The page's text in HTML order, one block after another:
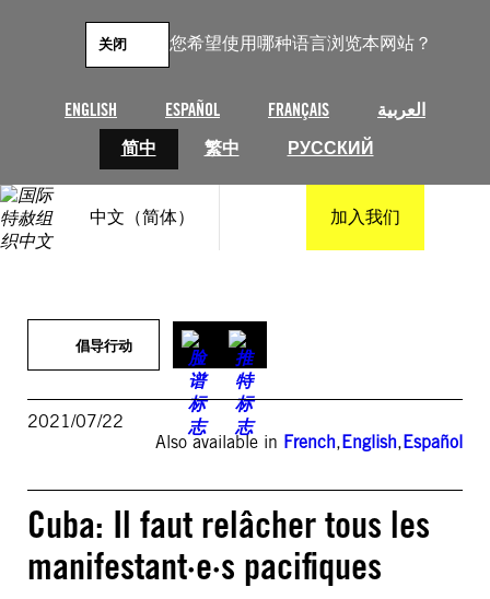
您希望使用哪种语言浏览本网站？
ENGLISH ESPAÑOL FRANÇAIS
العربية
简中
繁中 РУССКИЙ
关闭
中文（简体） 加入我们
倡导行动
2021/07/22
Also available in French,English,Español
Cuba: Il faut relâcher tous les
manifestant·e·s pacifiques